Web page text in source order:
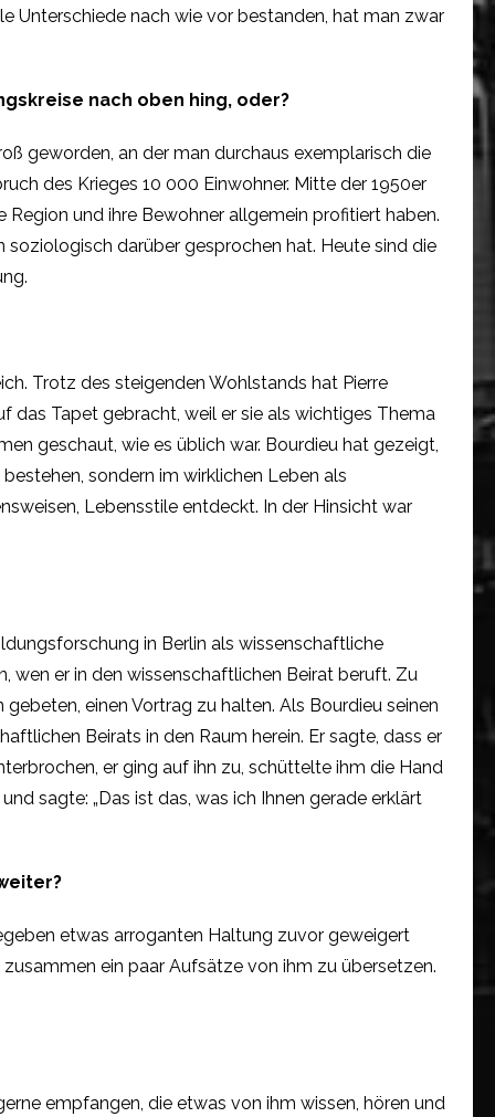
Unterschiede nach wie vor bestanden, hat man zwar
nach oben hing, oder?
geworden, an der man durchaus exemplarisch die
des Krieges 10 000 Einwohner. Mitte der 1950er
und ihre Bewohner allgemein profitiert haben.
darüber gesprochen hat. Heute sind die
Trotz des steigenden Wohlstands hat Pierre
das Tapet gebracht, weil er sie als wichtiges Thema
geschaut, wie es üblich war. Bourdieu hat gezeigt,
sondern im wirklichen Leben als
Lebensstile entdeckt. In der Hinsicht war
in Berlin als wissenschaftliche
wen er in den wissenschaftlichen Beirat beruft. Zu
einen Vortrag zu halten. Als Bourdieu seinen
Beirats in den Raum herein. Er sagte, dass er
er ging auf ihn zu, schüttelte ihm die Hand
sagte: „Das ist das, was ich Ihnen gerade erklärt
etwas arroganten Haltung zuvor geweigert
ein paar Aufsätze von ihm zu übersetzen.
empfangen, die etwas von ihm wissen, hören und